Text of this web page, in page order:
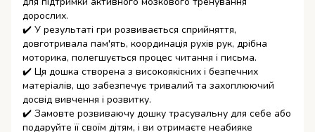
дорослих.
✔️ У результаті гри розвивається сприйняття,
довготривала пам'ять, координація рухів рук, дрібна
моторика, полегшується процес читання і письма.
✔️ Ця дошка створена з високоякісних і безпечних
матеріалів, що забезпечує тривалий та захоплюючий
досвід вивчення і розвитку.
✔️ Замовте розвиваючу дошку трасувальну для себе або
подаруйте її своїм дітям, і ви отримаєте неабияке